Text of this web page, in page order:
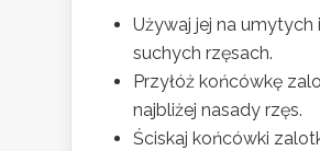
Używaj jej na umytych i
suchych rzęsach.
Przyłóż końcówkę
najbliżej nasady rzęs.
Ściskaj końcówki